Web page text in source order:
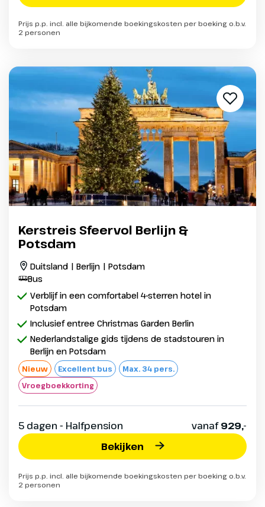
Prijs p.p. incl. alle bijkomende boekingskosten per boeking o.b.v.
2 personen
Kerstreis Sfeervol Berlijn &
Potsdam
Duitsland | Berlijn | Potsdam
Bus
Verblijf in een comfortabel 4-sterren hotel in
Potsdam
Inclusief entree Christmas Garden Berlin
Nederlandstalige gids tijdens de stadstouren in
Berlijn en Potsdam
Nieuw Excellent bus
Max. 34 pers.
Vroegboekkorting
5 dagen - Halfpension vanaf929,-
Bekijken
Prijs p.p. incl. alle bijkomende boekingskosten per boeking o.b.v.
2 personen